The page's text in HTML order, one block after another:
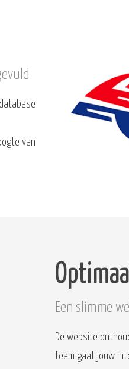
van
Een slimme
De website
team gaat jouw